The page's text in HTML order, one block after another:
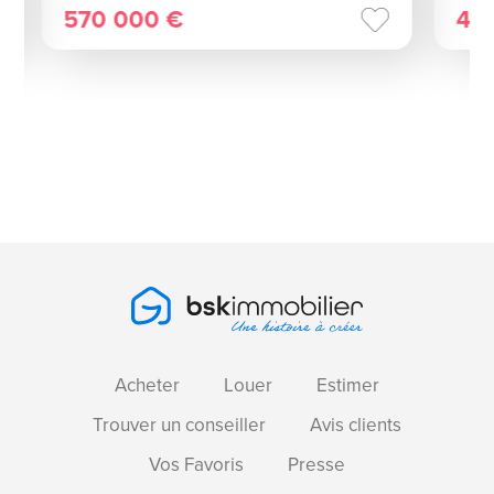
570 000 €
Acheter Louer
Estimer
Trouver un conseiller
Avis clients
Vos Favoris
Presse